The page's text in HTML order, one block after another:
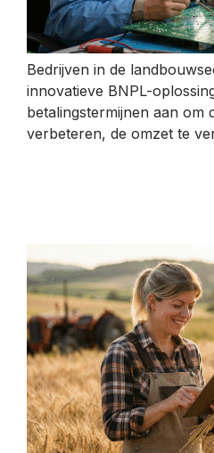
Bedrijven in de
innovatieve BNPL-
betalingstermijnen aan om
verbeteren, de omzet te